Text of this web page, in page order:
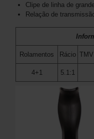
Clipe de linha de
Relação de
Rolamentos Rácio TMV
4+1 5.1:1